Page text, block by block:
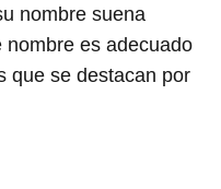
nombre suena
nombre es adecuado
que se destacan por